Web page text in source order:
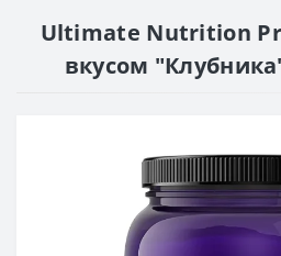
Ultimate Nutrition
вкусом